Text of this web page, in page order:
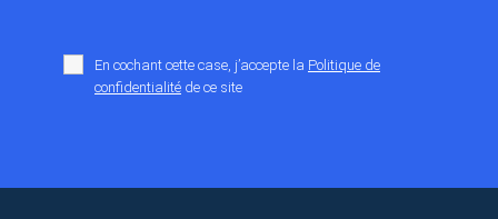
En cochant cette case, j’accepte la Politique de
confidentialité de ce site